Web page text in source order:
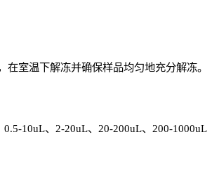
在室温下解冻并确保样品均匀地充分解冻。
0.5-10uL、 2-20uL、 20-200uL、 200-1000uL